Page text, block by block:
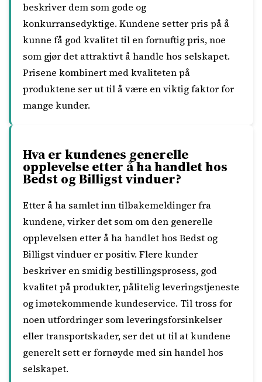
beskriver dem som gode og
konkurransedyktige. Kundene setter pris på å
kunne få god kvalitet til en fornuftig pris, noe
som gjør det attraktivt å handle hos selskapet.
Prisene kombinert med kvaliteten på
produktene ser ut til å være en viktig faktor for
mange kunder.
Hva er kundenes generelle
opplevelse etter å ha handlet hos
Bedst og Billigst vinduer?
Etter å ha samlet inn tilbakemeldinger fra
kundene, virker det som om den generelle
opplevelsen etter å ha handlet hos Bedst og
Billigst vinduer er positiv. Flere kunder
beskriver en smidig bestillingsprosess, god
kvalitet på produkter, pålitelig leveringstjeneste
og imøtekommende kundeservice. Til tross for
noen utfordringer som leveringsforsinkelser
eller transportskader, ser det ut til at kundene
generelt sett er fornøyde med sin handel hos
selskapet.